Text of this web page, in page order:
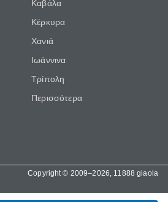
Καβάλα
Κέρκυρα
Χανιά
Ιωάννινα
Τρίπολη
Περισσότερα
Copyright © 2009–2026, 11888 giaola